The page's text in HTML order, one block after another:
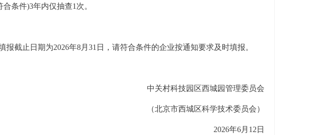
条件)3年内仅抽查1次。
报截止日期为2026年8月31日，请符合条件的企业按通知要求及时填报。
中关村科技园区西城园管理委员会
（北京市西城区科学技术委员会）
2026年6月12日